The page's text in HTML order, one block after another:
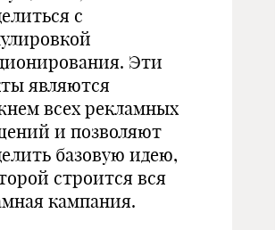
с
Эти
являются
всех рекламных
и позволяют
базовую идею,
строится вся
кампания.